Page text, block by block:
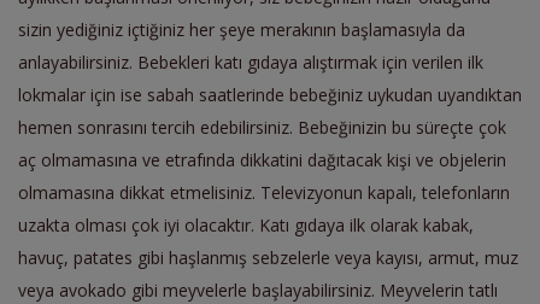
sizin yediğiniz içtiğiniz her şeye merakının başlamasıyla da
anlayabilirsiniz. Bebekleri katı gıdaya alıştırmak için verilen ilk
lokmalar için ise sabah saatlerinde bebeğiniz uykudan uyandıktan
hemen sonrasını tercih edebilirsiniz. Bebeğinizin bu süreçte çok
aç olmamasına ve etrafında dikkatini dağıtacak kişi ve objelerin
olmamasına dikkat etmelisiniz. Televizyonun kapalı, telefonların
uzakta olması çok iyi olacaktır. Katı gıdaya ilk olarak kabak,
havuç, patates gibi haşlanmış sebzelerle veya kayısı, armut, muz
veya avokado gibi meyvelerle başlayabilirsiniz. Meyvelerin tatlı